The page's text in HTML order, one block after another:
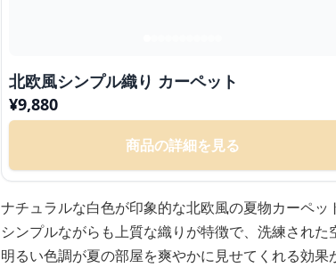
北欧風シンプル織り カーペット
¥9,880
商品の詳細を見る
ナチュラルな白色が印象的な北欧風の夏物カーペッ
シンプルながらも上質な織りが特徴で、洗練された
明るい色調が夏の部屋を爽やかに見せてくれる効果